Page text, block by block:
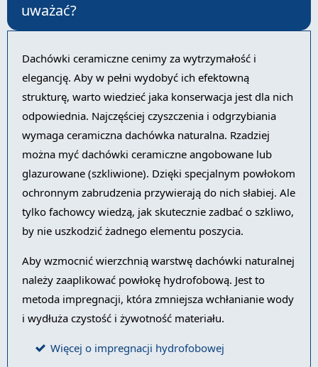
uważać?
Dachówki ceramiczne cenimy za wytrzymałość i
elegancję. Aby w pełni wydobyć ich efektowną
strukturę, warto wiedzieć jaka konserwacja jest dla nich
odpowiednia. Najczęściej czyszczenia i odgrzybiania
wymaga ceramiczna dachówka naturalna. Rzadziej
można myć dachówki ceramiczne angobowane lub
glazurowane (szkliwione). Dzięki specjalnym powłokom
ochronnym zabrudzenia przywierają do nich słabiej. Ale
tylko fachowcy wiedzą, jak skutecznie zadbać o szkliwo,
by nie uszkodzić żadnego elementu poszycia.
Aby wzmocnić wierzchnią warstwę dachówki naturalnej
należy zaaplikować powłokę hydrofobową. Jest to
metoda impregnacji, która zmniejsza wchłanianie wody
i wydłuża czystość i żywotność materiału.
Więcej o impregnacji hydrofobowej